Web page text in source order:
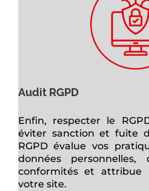
Audit RGPD
Enfin, respecter le
éviter sanction et fuite
RGPD évalue vos
données
conformités et attribue
votre site.